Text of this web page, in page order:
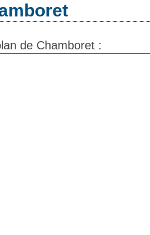
de Chamboret :